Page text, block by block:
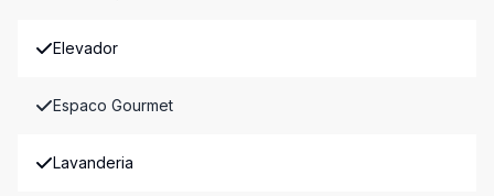
Elevador
Espaco Gourmet
Lavanderia